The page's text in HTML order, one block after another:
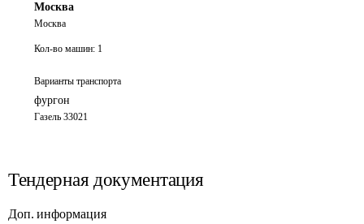
Москва
Москва
Кол-во машин: 1
Варианты транспорта
фургон
Газель 33021
Тендерная документация
Доп. информация